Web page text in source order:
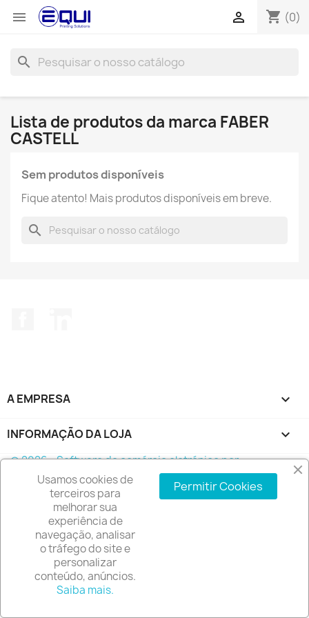
 shopping_cart (0)

search
Lista de produtos da marca FABER
CASTELL
Sem produtos disponíveis
Fique atento! Mais produtos disponíveis em breve.
search
A EMPRESA 
INFORMAÇÃO DA LOJA keyboard_arrow_down
© 2026 - Software de comércio eletrónico por
PrestaShop™
Usamos cookies de
terceiros para
melhorar sua
experiência de
navegação, analisar
o tráfego do site e
personalizar
conteúdo, anúncios.
Saiba mais.
Permitir Cookies